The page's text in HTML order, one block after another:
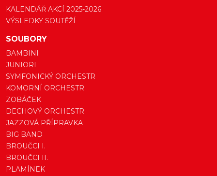
KALENDÁŘ AKCÍ 2025-2026
VÝSLEDKY SOUTĚŽÍ
SOUBORY
BAMBINI
JUNIORI
SYMFONICKÝ ORCHESTR
KOMORNÍ ORCHESTR
ZOBÁČEK
DECHOVÝ ORCHESTR
JAZZOVÁ PŘÍPRAVKA
BIG BAND
BROUČCI I.
BROUČCI II.
PLAMÍNEK